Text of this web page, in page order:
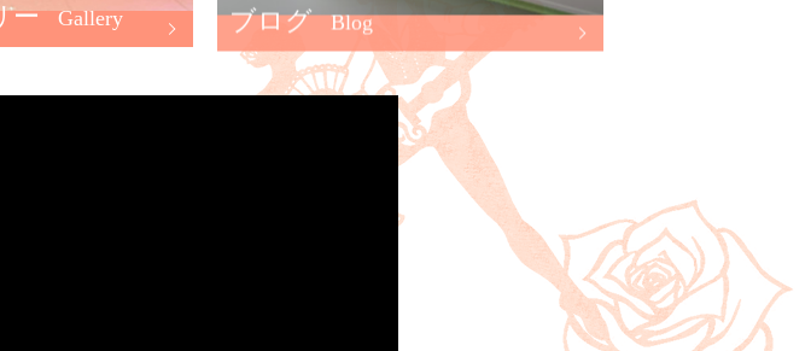
ー Gallery ブログ Blog